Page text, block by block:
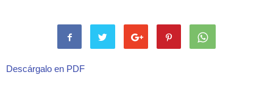
Descárgalo en PDF